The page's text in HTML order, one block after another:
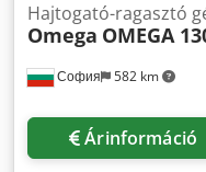
София 582 km
Hajtogató-ragasztó
Omega OMEGA
Árinformáció